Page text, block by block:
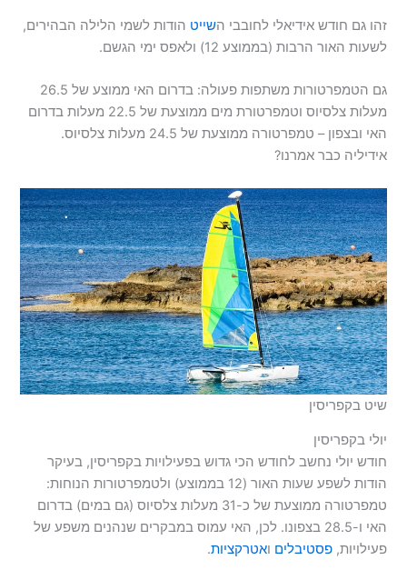
זהו גם חודש אידיאלי לחובבי השייט הודות לשמי הלילה הבהירים,
לשעות האור הרבות (בממוצע 12) ולאפס ימי הגשם.
גם הטמפרטורות משתפות פעולה: בדרום האי ממוצע של 26.5
מעלות צלסיוס וטמפרטורת מים ממוצעת של 22.5 מעלות בדרום
האי ובצפון – טמפרטורה ממוצעת של 24.5 מעלות צלסיוס.
אידיליה כבר אמרנו?
שיט בקפריסין
יולי בקפריסין
חודש יולי נחשב לחודש הכי גדוש בפעילויות בקפריסין, בעיקר
הודות לשפע שעות האור (12 בממוצע) ולטמפרטורות הנוחות:
טמפרטורה ממוצעת של כ-31 מעלות צלסיוס (גם במים) בדרום
האי ו-28.5 בצפונו. לכן, האי עמוס במבקרים שנהנים משפע של
פעילויות,פסטיבלים ואטרקציות.